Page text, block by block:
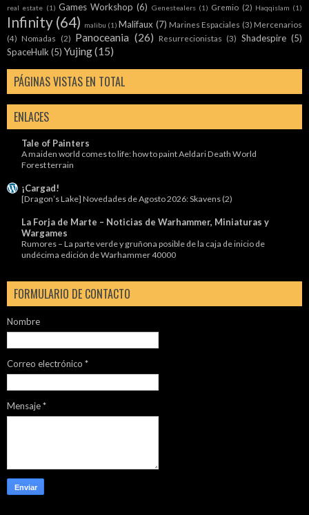
real estate (1) Games Workshop (6) Genestealers (1) Gremio (2) Haqqislam (1)
Infinity (64) malibu (1) Malifaux (7) Marines Espaciales (3) Mercenarios
(4) Nomadas (2) Panoceania (26) Resurrecionistas (3) Shadespire (5)
SpaceHulk (5) Yujing(15)
PÁGINAS VISTAS EN TOTAL
ENLACES
Tale of Painters
A maiden world comes to life: how to paint Aeldari Death World
Forest terrain
¡Cargad!
[Dragon’s Lake] Novedades de Agosto 2026: Skavens (2)
La Forja de Marte – Noticias de Warhammer, Miniaturas y
Wargames
Rumores – La parte verde y gruñona posible de la caja de inicio de
undécima edición de Warhammer 40000
FORMULARIO DE CONTACTO
Nombre
Correo electrónico *
Mensaje*